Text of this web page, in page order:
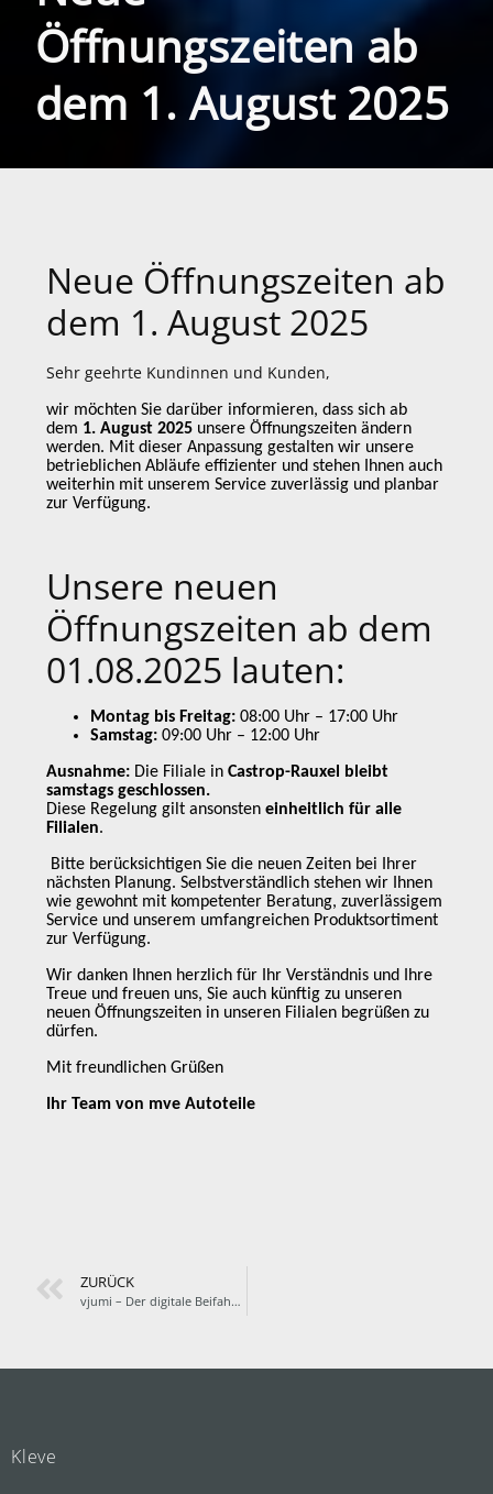
Öffnungszeiten ab
dem 1. August 2025
Neue Öffnungszeiten ab
dem 1. August 2025
Sehr geehrte Kundinnen und Kunden,
wir möchten Sie darüber informieren, dass sich ab
dem 1. August 2025 unsere Öffnungszeiten ändern
werden. Mit dieser Anpassung gestalten wir unsere
betrieblichen Abläufe effizienter und stehen Ihnen auch
weiterhin mit unserem Service zuverlässig und planbar
zur Verfügung.
Unsere neuen
Öffnungszeiten ab dem
01.08.2025 lauten:
Montag bis Freitag: 08:00 Uhr – 17:00 Uhr
Samstag: 09:00 Uhr – 12:00 Uhr
Ausnahme: Die Filiale in Castrop-Rauxel bleibt
samstags geschlossen.
Diese Regelung gilt ansonsten einheitlich für alle
Filialen.
Bitte berücksichtigen Sie die neuen Zeiten bei Ihrer
nächsten Planung. Selbstverständlich stehen wir Ihnen
wie gewohnt mit kompetenter Beratung, zuverlässigem
Service und unserem umfangreichen Produktsortiment
zur Verfügung.
Wir danken Ihnen herzlich für Ihr Verständnis und Ihre
Treue und freuen uns, Sie auch künftig zu unseren
neuen Öffnungszeiten in unseren Filialen begrüßen zu
dürfen.
Mit freundlichen Grüßen
Ihr Team von mve Autoteile
ZURÜCK
vjumi – Der digitale Beifahrer
Kleve